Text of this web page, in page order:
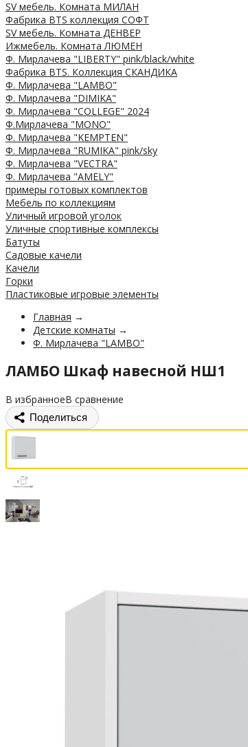
SV мебель. Комната МИЛАН
Фабрика BTS коллекция СОФТ
SV мебель. Комната ДЕНВЕР
Ижмебель. Комната ЛЮМЕН
Ф. Мирлачева "LIBERTY" pink/black/white
Фабрика BTS. Коллекция СКАНДИКА
Ф. Мирлачева "LAMBO"
Ф. Мирлачева "DIMIKA"
Ф. Мирлачева "COLLEGE" 2024
Ф.Мирлачева "MONO"
Ф. Мирлачева "KEMPTEN"
Ф. Мирлачева "RUMIKA" pink/sky
Ф. Мирлачева "VECTRA"
Ф. Мирлачева "AMELY"
примеры готовых комплектов
Мебель по коллекциям
Уличный игровой уголок
Уличные спортивные комплексы
Батуты
Садовые качели
Качели
Горки
Пластиковые игровые элементы
Главная →
Детские комнаты →
Ф. Мирлачева "LAMBO"
ЛАМБО Шкаф навесной НШ1
В избранноеВ сравнение
Поделиться